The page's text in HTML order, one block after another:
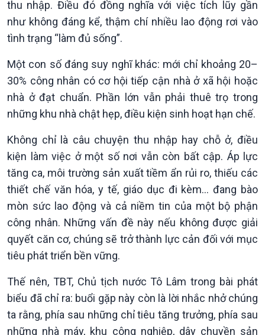
Xã hội
Tin Đời sống & Xã hội
360 độ Sức khỏe
Chuyển đổi Xanh
Chuyên gia của bạn
Xã hội chuyển động
Bước chân đến trường
Khoa học & Công nghệ
Tin Khoa học & Công nghệ
Kết nối công nghệ
thu nhập. Điều đó đồng nghĩa với việc tích lũy gần
như không đáng kể, thậm chí nhiều lao động rơi vào
tình trạng “làm đủ sống”.
Một con số đáng suy nghĩ khác: mới chỉ khoảng 20–
30% công nhân có cơ hội tiếp cận nhà ở xã hội hoặc
nhà ở đạt chuẩn. Phần lớn vẫn phải thuê trọ trong
những khu nhà chật hẹp, điều kiện sinh hoạt hạn chế.
Không chỉ là câu chuyện thu nhập hay chỗ ở, điều
kiện làm việc ở một số nơi vẫn còn bất cập. Áp lực
tăng ca, môi trường sản xuất tiềm ẩn rủi ro, thiếu các
thiết chế văn hóa, y tế, giáo dục đi kèm… đang bào
mòn sức lao động và cả niềm tin của một bộ phận
công nhân. Những vấn đề này nếu không được giải
quyết căn cơ, chúng sẽ trở thành lực cản đối với mục
tiêu phát triển bền vững.
Thế nên, TBT, Chủ tịch nước Tô Lâm trong bài phát
biểu đã chỉ ra: buổi gặp này còn là lời nhắc nhở chúng
ta rằng, phía sau những chỉ tiêu tăng trưởng, phía sau
những nhà máy, khu công nghiệp, dây chuyền sản